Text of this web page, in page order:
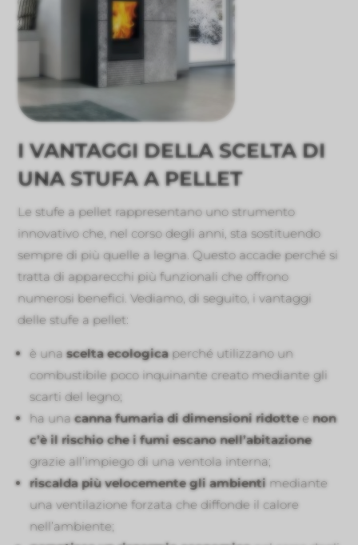
I VANTAGGI DELLA SCELTA DI
UNA STUFA A PELLET
Le stufe a pellet rappresentano uno strumento
innovativo che, nel corso degli anni, sta sostituendo
sempre di più quelle a legna. Questo accade perché si
tratta di apparecchi più funzionali che offrono
numerosi benefici. Vediamo, di seguito, i vantaggi
delle stufe a pellet:
è una scelta ecologicaperché utilizzano un
combustibile poco inquinante creato mediante gli
scarti del legno;
ha una canna fumaria di dimensioni ridotteenon
c’è il rischio che i fumi escano nell’abitazione
grazie all’impiego di una ventola interna;
riscalda più velocemente gli ambienti mediante
una ventilazione forzata che diffonde il calore
nell’ambiente;